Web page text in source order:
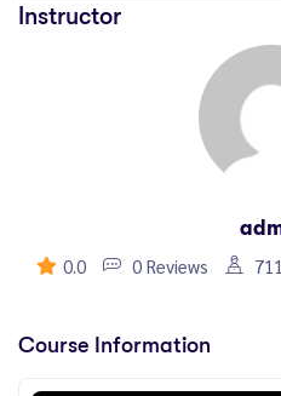
Instructor
0.0
0 Reviews
Course Information